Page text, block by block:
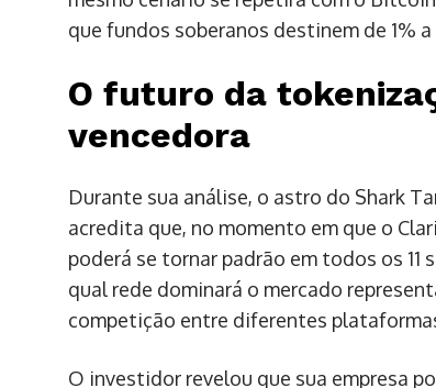
que fundos soberanos destinem de 1%
O futuro da
vencedora
Durante sua análise, o astro do Shark
acredita que, no momento em que o
poderá se tornar padrão em todos os
qual rede dominará o mercado
competição entre diferentes
O investidor revelou que sua empresa